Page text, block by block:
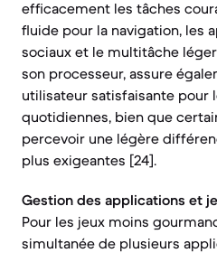
efficacement les tâches
fluide pour la navigation, les
sociaux et le multitâche léger
son processeur, assure
utilisateur satisfaisante pour
quotidiennes, bien que
percevoir une légère
plus exigeantes [24].
Gestion des applications et
Pour les jeux moins
simultanée de plusieurs